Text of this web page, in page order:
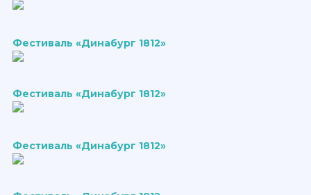
Фестиваль «Динабург 1812»
Фестиваль «Динабург 1812»
Фестиваль «Динабург 1812»